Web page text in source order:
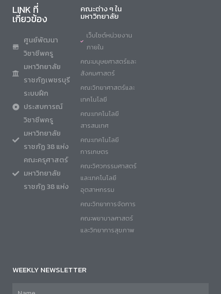
LINK ที่
เกี่ยวข้อง
ศูนย์พัฒนา
วิชาชีพครู
มหาวิทยาลัย
ราชภัฏเพชรบุรี
ระบบฝึก
ประสบการณ์
วิชาชีพครู
มหาวิทยาลัย
ราชภัฏ 38 แห่ง
คณะครุศาสตร์
มหาวิทยาลัย
ราชภัฏ 38 แห่ง
คณะต่าง ๆ ใน
มหาวิทยาลัย
เว็บไซต์หน่วยงาน
ภายใน
คณะมนุษยศาสตร์และ
สังคมศาสตร์
คณะวิทยาศาสตร์และ
เทคโนโลยี
คณะเทคโนโลยี
สารสนเทศ
คณะเทคโนโลยี
การเกษตร
คณะวิศวกรรมศาสตร์
และเทคโนโลยี
อุตสาหกรรม
คณะวิทยาการจัดการ
คณะพยาบาลศาสตร์
และวิทยาการสุขภาพ
WEEKLY NEWSLETTER